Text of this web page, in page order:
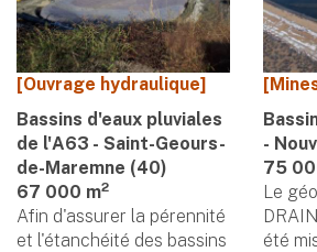
[Ouvrage hydraulique]
Bassins d'eaux pluviales
de l'A63 - Saint-Geours-
de-Maremne (40)
67 000 m2
Afin d'assurer la pérennité
et l'étanchéité des bassins
-
75
Le
été